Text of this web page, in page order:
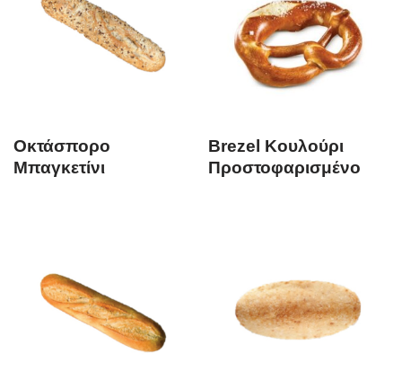
Οκτάσπορο
Μπαγκετίνι
Brezel Κουλούρι
Προστοφαρισμένο